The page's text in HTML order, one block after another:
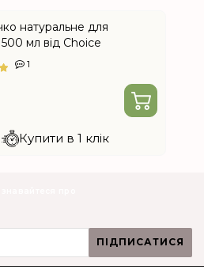
натуральне для
мл від Choice
1
Купити в 1 клік
ПІДПИСАТИСЯ